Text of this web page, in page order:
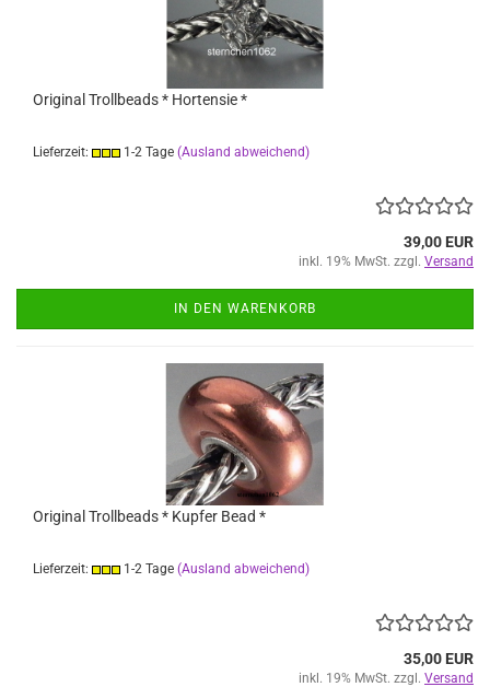
Original Trollbeads * Hortensie *
Lieferzeit: 1-2 Tage (Ausland abweichend)
39,00 EUR
inkl. 19% MwSt. zzgl. Versand
IN DEN WARENKORB
Original Trollbeads * Kupfer Bead *
Lieferzeit: 1-2 Tage (Ausland abweichend)
35,00 EUR
inkl. 19% MwSt. zzgl. Versand